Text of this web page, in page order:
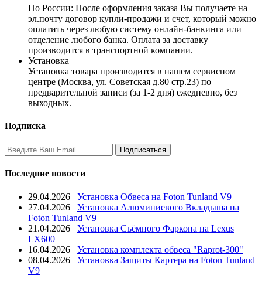
По России: После оформления заказа Вы получаете на
эл.почту договор купли-продажи и счет, который можно
оплатить через любую систему онлайн-банкинга или
отделение любого банка. Оплата за доставку
производится в транспортной компании.
Установка
Установка товара производится в нашем сервисном
центре (Москва, ул. Советская д.80 стр.23) по
предварительной записи (за 1-2 дня) ежедневно, без
выходных.
Подписка
Последние новости
29.04.2026
Установка Обвеса на Foton Tunland V9
27.04.2026
Установка Алюминиевого Вкладыша на
Foton Tunland V9
21.04.2026
Установка Съёмного Фаркопа на Lexus
LX600
16.04.2026
Установка комплекта обвеса "Raprot-300"
08.04.2026
Установка Защиты Картера на Foton Tunland
V9